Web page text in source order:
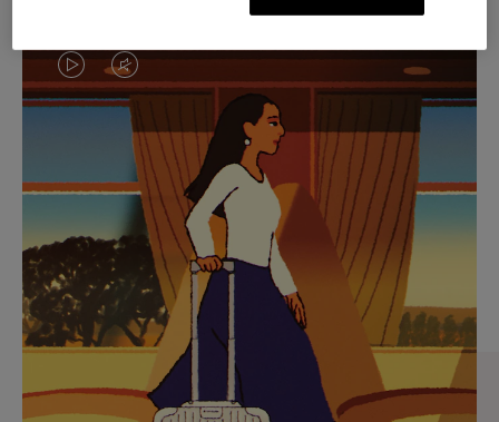
O
VÍDEO
NÃO
ESTÁ
PAUSADO,
PRESSIONE
PARA
PAUSÁ-
LO
O
VÍDEO
ESTÁ
SEM
SOM.
POR
FAVOR,
CLIQUE
PARA
SELEÇÃO DE PRESENTES CUIDADOSAMENTE
SELECIONADA
Encontre a companheira
perfeita para cada viagem